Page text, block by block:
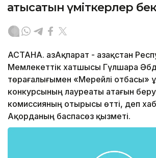
қатысатын үміткерлер
АСТАНА. ҚазАқпарат - Қазақстан
Мемлекеттік хатшысы Гүлшара
төрағалығымен «Мерейлі отбасы»
конкурсының лауреаты атағын беру
комиссияның отырысы өтті, деп
Ақорданың баспасөз қызметі.